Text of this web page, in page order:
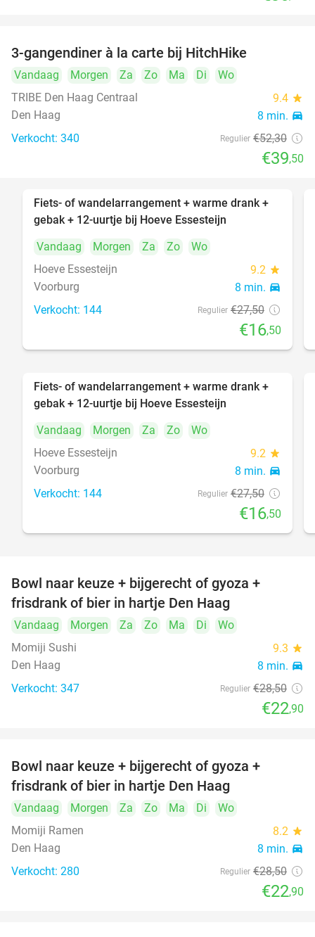
3-gangendiner à la carte bij HitchHike
Vandaag Morgen Za Zo Ma Di
Wo
TRIBE Den Haag Centraal
9.4 star
Den Haag 8 min. directions_car
Verkocht: 340 Regulier €52,30
€39,50
40%
Fiets- of wandelarrangement + warme drank +
gebak + 12-uurtje bij Hoeve Essesteijn
Vandaag
Morgen Za Zo
Wo
Hoeve Essesteijn
9.2 star
Voorburg 8 min. directions_car
Verkocht: 144 Regulier €27,50
€16,50
40%
Fiets- of wandelarrangement + warme drank +
gebak + 12-uurtje bij Hoeve Essesteijn
Vandaag
Morgen Za Zo
Wo
Hoeve Essesteijn
9.2 star
Voorburg 8 min. directions_car
Verkocht: 144 Regulier €27,50
€16,50
Bowl naar keuze + bijgerecht of gyoza +
frisdrank of bier in hartje Den Haag
Vandaag Morgen Za Zo Ma Di
Wo
Momiji Sushi
9.3 star
Den Haag 8 min. directions_car
Verkocht: 347 Regulier €28,50
€22,90
Bowl naar keuze + bijgerecht of gyoza +
frisdrank of bier in hartje Den Haag
Vandaag Morgen Za Zo Ma Di
Wo
Momiji Ramen
8.2 star
Den Haag 8 min. directions_car
Verkocht: 280 Regulier €28,50
€22,90